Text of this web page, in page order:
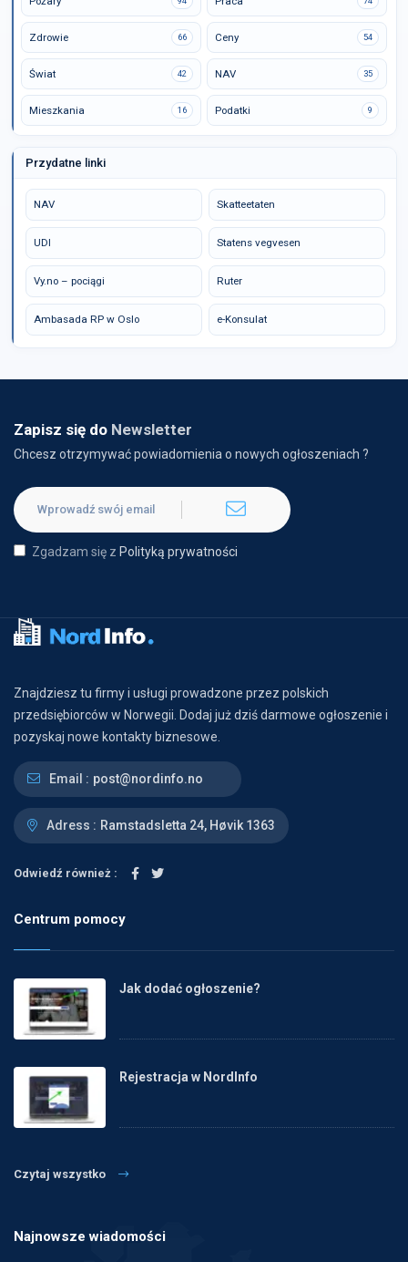
Zdrowie 66 Ceny 54
Świat 42 NAV 35
Mieszkania 16 Podatki 9
Przydatne linki
NAV Skatteetaten
UDI Statens vegvesen
Vy.no – pociągi Ruter
Ambasada RP w Oslo e-Konsulat
Zapisz się do Newsletter
Chcesz otrzymywać powiadomienia o nowych ogłoszeniach ?
Zgadzam się z Polityką prywatności
Znajdziesz tu firmy i usługi prowadzone przez polskich
przedsiębiorców w Norwegii. Dodaj już dziś darmowe ogłoszenie i
pozyskaj nowe kontakty biznesowe.
Email : post@nordinfo.no
Adress : Ramstadsletta 24, Høvik 1363
Odwiedź również :
Centrum pomocy
Jak dodać ogłoszenie?
Rejestracja w NordInfo
Czytaj wszystko
Najnowsze wiadomości